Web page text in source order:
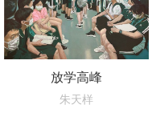
放学高峰
朱天样